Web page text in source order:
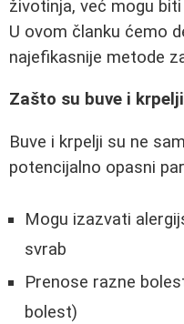
životinja, već mogu
U ovom članku ćemo
najefikasnije metode
Zašto su buve i
Buve i krpelji su ne
potencijalno opasni
Mogu izazvati
svrab
Prenose razne
bolest)